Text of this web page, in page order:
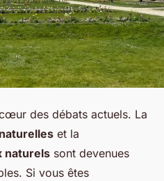
des débats actuels. La
et la
naturels sont devenues
Si vous êtes